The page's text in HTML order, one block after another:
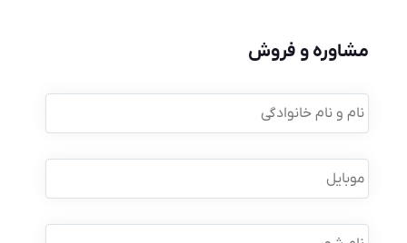
مشاوره و فروش
نام
و
نام
موبایل *
نام